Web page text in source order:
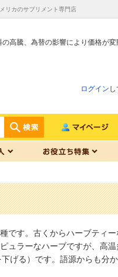
リカのサプリメント専門店
の高騰、為替の影響により価格が
ログイン
です。古くからハーブティ
ュラーなハーブですが、高
げる）です。語源からも分